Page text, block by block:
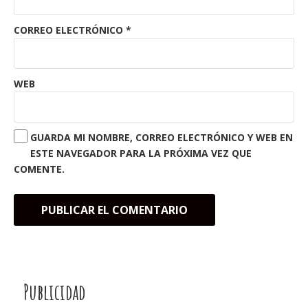
CORREO ELECTRÓNICO *
WEB
GUARDA MI NOMBRE, CORREO ELECTRÓNICO Y WEB EN
ESTE NAVEGADOR PARA LA PRÓXIMA VEZ QUE
COMENTE.
Publicidad